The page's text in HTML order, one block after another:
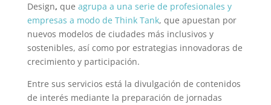
Design, que agrupa a una serie de profesionales y
empresas a modo de Think Tank, que apuestan por
nuevos modelos de ciudades más inclusivos y
sostenibles, así como por estrategias innovadoras de
crecimiento y participación.
Entre sus servicios está la divulgación de contenidos
de interés mediante la preparación de jornadas